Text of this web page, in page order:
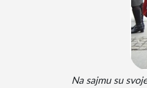
Na sajmu su